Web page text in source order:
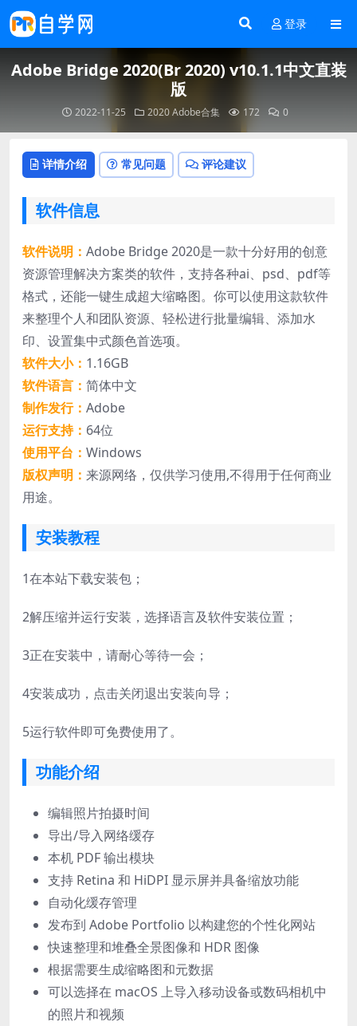
登录
Adobe Bridge 2020(Br 2020) v10.1.1中文直装
版
2022-11-25 2020Adobe合集 172 0
详情介绍 常见问题 评论建议
软件信息
软件说明： Adobe Bridge 2020是一款十分好用的创意
资源管理解决方案类的软件，支持各种ai、psd、pdf等
格式，还能一键生成超大缩略图。你可以使用这款软件
来整理个人和团队资源、轻松进行批量编辑、添加水
印、设置集中式颜色首选项。
软件大小： 1.16GB
软件语言： 简体中文
制作发行： Adobe
运行支持： 64位
使用平台： Windows
版权声明： 来源网络，仅供学习使用,不得用于任何商业
用途。
安装教程
1在本站下载安装包；
2解压缩并运行安装，选择语言及软件安装位置；
3正在安装中，请耐心等待一会；
4安装成功，点击关闭退出安装向导；
5运行软件即可免费使用了。
功能介绍
编辑照片拍摄时间
导出/导入网络缓存
本机 PDF 输出模块
支持 Retina 和 HiDPI 显示屏并具备缩放功能
自动化缓存管理
发布到 Adobe Portfolio 以构建您的个性化网站
快速整理和堆叠全景图像和 HDR 图像
根据需要生成缩略图和元数据
可以选择在 macOS 上导入移动设备或数码相机中
的照片和视频